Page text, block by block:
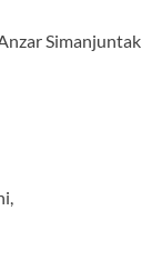
Simanjuntak